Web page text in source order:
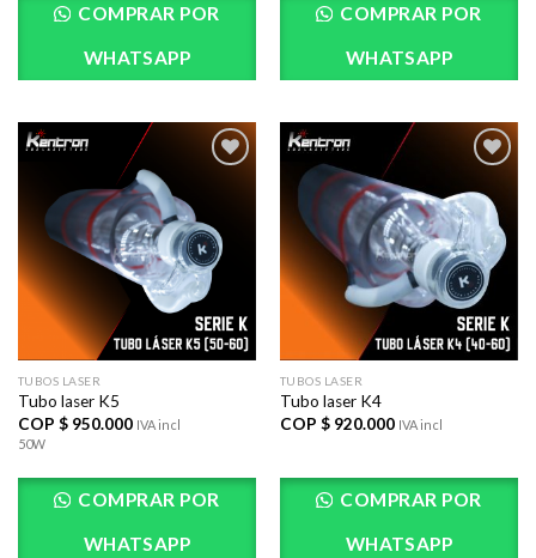
COMPRAR POR
WHATSAPP
COMPRAR POR
WHATSAPP
AÃ±adir
a la lista
de
deseos
TUBOS LASER
Tubo laser K5
COP $950.000 IVA incl
50W
COMPRAR POR
WHATSAPP
AÃ±adir
a la lista
de
deseos
TUBOS LASER
Tubo laser K4
COP $920.000 IVA incl
COMPRAR POR
WHATSAPP